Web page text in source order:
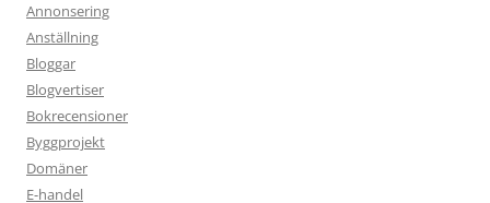
Annonsering
Anställning
Bloggar
Blogvertiser
Bokrecensioner
Byggprojekt
Domäner
E-handel